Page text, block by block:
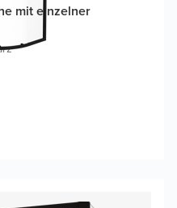
mit einzelner